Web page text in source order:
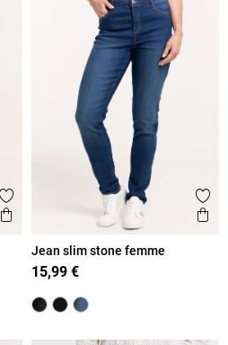
Ajouter aux favoris
Aperçu rapide
Jean slim stone femme
15,99 €